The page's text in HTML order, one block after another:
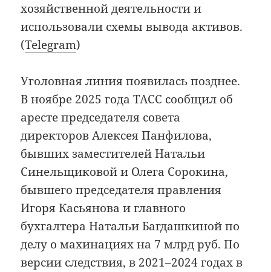
хозяйственной деятельности и
использовали схемы вывода активов.
(Telegram)
Уголовная линия появилась позднее.
В ноябре 2025 года ТАСС сообщил об
аресте председателя совета
директоров Алексея Панфилова,
бывших заместителей Натальи
Синельщиковой и Олега Сорокина,
бывшего председателя правления
Игоря Касьянова и главного
бухгалтера Натальи Багдашкиной по
делу о махинациях на 7 млрд руб. По
версии следствия, в 2021–2024 годах в